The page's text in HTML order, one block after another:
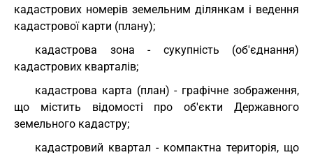
кадастрових номерів земельним ділянкам і ведення
кадастрової карти (плану);
кадастрова зона - сукупність (об'єднання)
кадастрових кварталів;
кадастрова карта (план) - графічне зображення,
що містить відомості про об'єкти Державного
земельного кадастру;
кадастровий квартал - компактна територія, що